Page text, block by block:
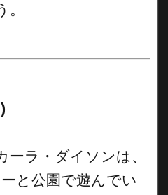
ラ・ダイソンは、
と公園で遊んでい